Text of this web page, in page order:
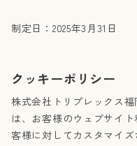
制定日：2025年3月31日
クッキーポリシー
株式会社トリプレックス福
は、お客様のウェブサイ
客様に対してカスタマイ